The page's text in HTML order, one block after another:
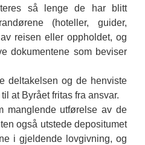
så lenge de har blitt
(hoteller, guider,
reisen eller oppholdet, og
dokumentene som beviser
deltakelsen og de henviste
at Byrået fritas fra ansvar.
manglende utførelse av de
også utstede depositumet
i gjeldende lovgivning, og